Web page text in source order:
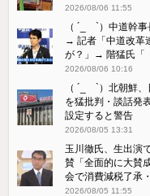
2026/08/06 11:55
（ ´_ゝ`）中道幹
→ 記者「中道改革
が？」→ 階猛氏「
2026/08/06 10:16
（ ´_ゝ`）北朝鮮
を猛批判・談話発
設定すると警告
2026/08/05 13:31
玉川徹氏、生出演
賛「全面的に大賛
会で消費減税了承
2026/08/05 11:55